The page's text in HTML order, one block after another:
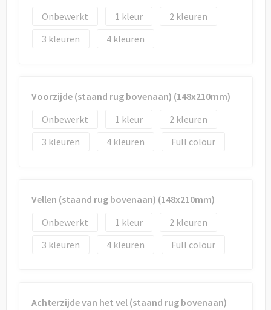
Onbewerkt
1
2
3
4
Voorzijde (staand rug bovenaan) (148x210mm)
Onbewerkt
1
2
3
4 Full colour
Vellen (staand rug bovenaan) (148x210mm)
Onbewerkt
1
2
3
4 Full colour
Achterzijde van het vel (staand rug bovenaan)